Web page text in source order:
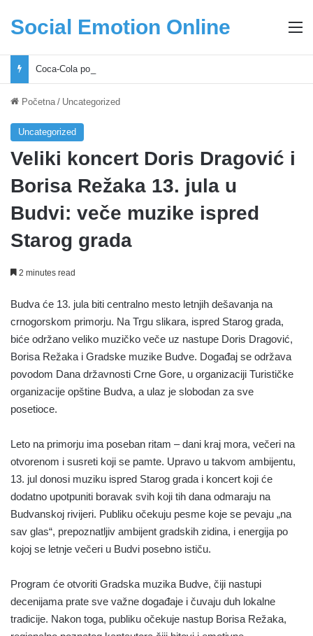
Social Emotion Online
Početna / Uncategorized
Uncategorized
Veliki koncert Doris Dragović i
Borisa Režaka 13. jula u
Budvi: veče muzike ispred
Starog grada
2 minutes read
Budva će 13. jula biti centralno mesto letnjih dešavanja na
crnogorskom primorju. Na Trgu slikara, ispred Starog grada,
biće održano veliko muzičko veče uz nastupe Doris Dragović,
Borisa Režaka i Gradske muzike Budve. Događaj se održava
povodom Dana državnosti Crne Gore, u organizaciji Turističke
organizacije opštine Budva, a ulaz je slobodan za sve
posetioce.
Leto na primorju ima poseban ritam – dani kraj mora, večeri na
otvorenom i susreti koji se pamte. Upravo u takvom ambijentu,
13. jul donosi muziku ispred Starog grada i koncert koji će
dodatno upotpuniti boravak svih koji tih dana odmaraju na
Budvanskoj rivijeri. Publiku očekuju pesme koje se pevaju „na
sav glas“, prepoznatljiv ambijent gradskih zidina, i energija po
kojoj se letnje večeri u Budvi posebno ističu.
Program će otvoriti Gradska muzika Budve, čiji nastupi
decenijama prate sve važne događaje i čuvaju duh lokalne
tradicije. Nakon toga, publiku očekuje nastup Borisa Režaka,